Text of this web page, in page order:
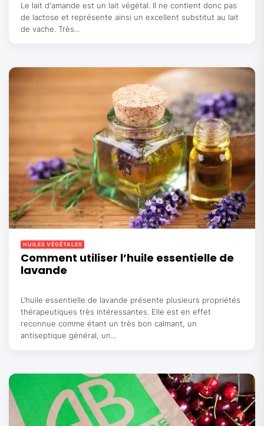
Le lait d'amande est un lait végétal. Il ne contient donc pas
de lactose et représente ainsi un excellent substitut au lait
de vache. Très...
HUILES VÉGÉTALES
Comment utiliser l’huile essentielle de
lavande
L’huile essentielle de lavande présente plusieurs propriétés
thérapeutiques très intéressantes. Elle est en effet
reconnue comme étant un très bon calmant, un
antiseptique général, un...